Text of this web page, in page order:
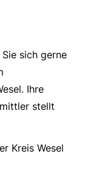
sich gerne
Ihre
stellt
Kreis Wesel